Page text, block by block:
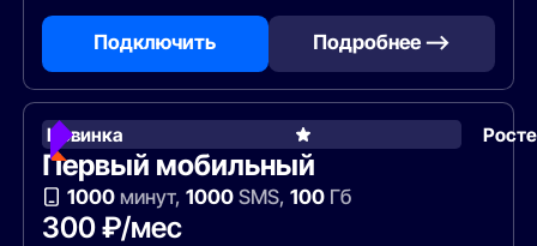
Подключить Подробнее —>
Новинка
Первый мобильный
1000минут, 1000SMS, 100Гб
300 ₽/мес